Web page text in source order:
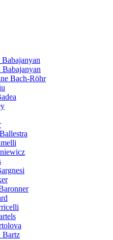
Bach-Röhr
Bartz